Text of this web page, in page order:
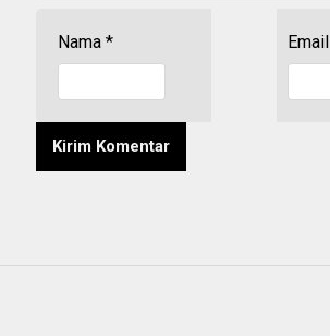
Nama * Email